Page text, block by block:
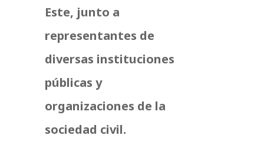
Este, junto a
representantes de
diversas instituciones
públicas y
organizaciones de la
sociedad civil.